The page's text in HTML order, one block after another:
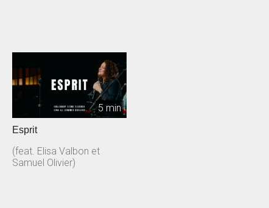
5 min
Esprit
(feat. Elisa Valbon et
Samuel Olivier)